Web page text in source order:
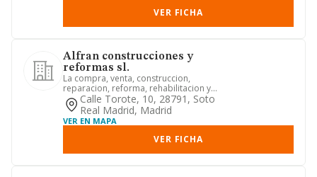
VER FICHA
Alfran construcciones y
reformas sl.
La compra, venta, construccion,
reparacion, reforma, rehabilitacion y
explotacion de todo tipo de i...
Calle Torote, 10, 28791, Soto
Real Madrid, Madrid
VER EN MAPA
VER FICHA